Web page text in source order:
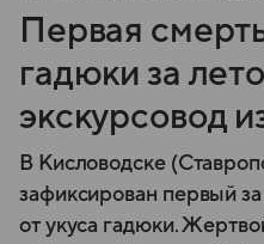
Первая
гадюки за
экскурсовод
В Кисловодске
зафиксирован первый
от укуса гадюки.